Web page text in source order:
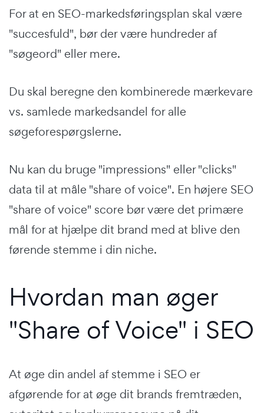
For at en SEO-markedsføringsplan skal være
"succesfuld", bør der være hundreder af
"søgeord" eller mere.
Du skal beregne den kombinerede mærkevare
vs. samlede markedsandel for alle
søgeforespørgslerne.
Nu kan du bruge "impressions" eller "clicks"
data til at måle "share of voice". En højere SEO
"share of voice" score bør være det primære
mål for at hjælpe dit brand med at blive den
førende stemme i din niche.
Hvordan man øger
"Share of Voice" i SEO
At øge din andel af stemme i SEO er
afgørende for at øge dit brands fremtræden,